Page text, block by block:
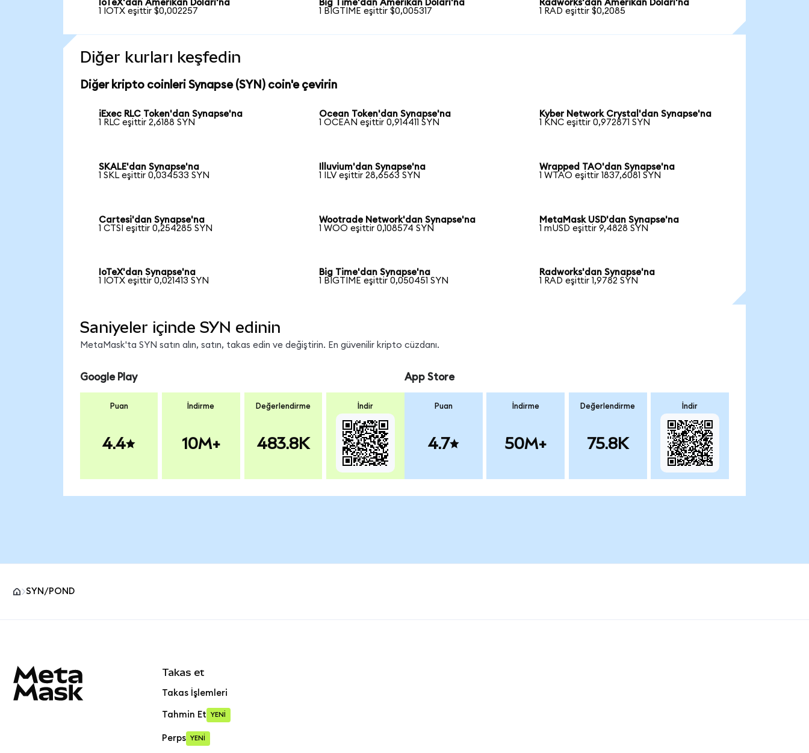
IoTeX'dan Amerikan Doları'na
1 IOTX eşittir $0,002257
Big Time'dan Amerikan Doları'na
1 BIGTIME eşittir $0,005317
Radworks'dan Amerikan Doları'na
1 RAD eşittir $0,2085
Diğer kurları keşfedin
Diğer kripto coinleri Synapse (SYN) coin'e çevirin
iExec RLC Token'dan Synapse'na
1 RLC eşittir 2,6188 SYN
Ocean Token'dan Synapse'na
1 OCEAN eşittir 0,914411 SYN
Kyber Network Crystal'dan Synapse'na
1 KNC eşittir 0,972871 SYN
SKALE'dan Synapse'na
1 SKL eşittir 0,034533 SYN
Illuvium'dan Synapse'na
1 ILV eşittir 28,6563 SYN
Wrapped TAO'dan Synapse'na
1 WTAO eşittir 1837,6081 SYN
Cartesi'dan Synapse'na
1 CTSI eşittir 0,254285 SYN
Wootrade Network'dan Synapse'na
1 WOO eşittir 0,108574 SYN
MetaMask USD'dan Synapse'na
1 mUSD eşittir 9,4828 SYN
IoTeX'dan Synapse'na
1 IOTX eşittir 0,021413 SYN
Big Time'dan Synapse'na
1 BIGTIME eşittir 0,050451 SYN
Radworks'dan Synapse'na
1 RAD eşittir 1,9782 SYN
Saniyeler içinde SYN edinin
MetaMask'ta SYN satın alın, satın, takas edin ve değiştirin. En güvenilir kripto cüzdanı.
Google Play
Puan
4.4
İndirme
10M+
Değerlendirme
483.8K
İndir
App Store
Puan
4.7
İndirme
50M+
Değerlendirme
75.8K
İndir
SYN/POND
Takas et
Takas İşlemleri
Tahmin Et YENİ
Perps YENİ